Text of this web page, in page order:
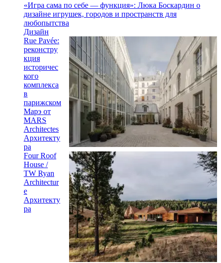
«Игра сама по себе — функция»: Люка Боскардин о
дизайне игрушек, городов и пространств для
любопытства
Дизайн
Rue Pavée:
реконстру
кция
историчес
кого
комплекса
в
парижском
Марэ от
MARS
Architectes
Архитекту
ра
Four Roof
House /
TW Ryan
Architectur
e
Архитекту
ра